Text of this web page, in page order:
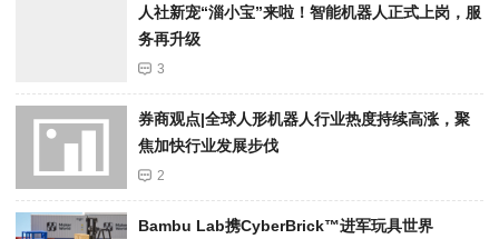
人社新宠“淄小宝”来啦！智能机器人正式上岗，服
务再升级
3
券商观点|全球人形机器人行业热度持续高涨，聚
焦加快行业发展步伐
2
Bambu Lab携Cyber​​Brick™进军玩具世界